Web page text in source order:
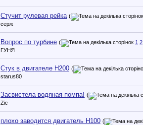
Стучит рулевая рейка (
серж
Вопрос по турбине ( 1 2
ГУНЯ
Стук в двигателе Н200 (
starus80
Засвистела водяная помпа! (
Zic
плохо заводится двигатель Н100 (